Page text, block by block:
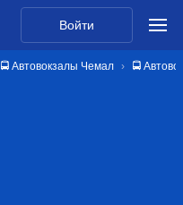
Войти
🚍 Автовокзалы Чемал 🚍